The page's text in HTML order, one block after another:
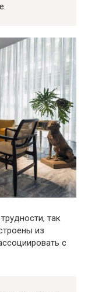
так
из
с